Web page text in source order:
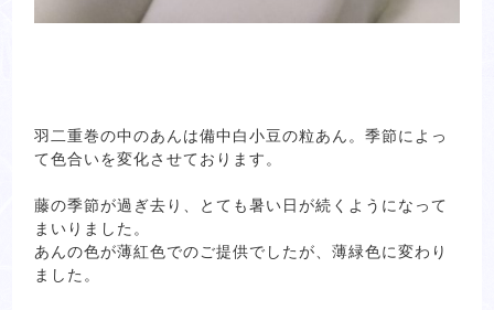
羽二重巻の中のあんは備中白小豆の粒あん。季節によっ
て色合いを変化させております。
藤の季節が過ぎ去り、とても暑い日が続くようになって
まいりました。
あんの色が薄紅色でのご提供でしたが、薄緑色に変わり
ました。